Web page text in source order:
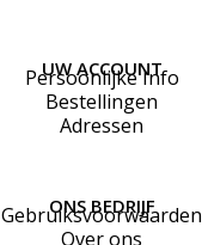
UW ACCOUNT
Persoonlijke Info
Bestellingen
Adressen
ONS BEDRIJF
Gebruiksvoorwaarden
Over ons